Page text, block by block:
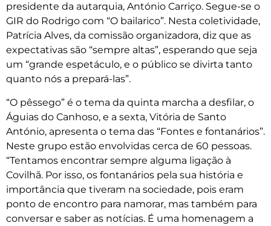
presidente da autarquia, António Carriço. Segue-se o
GIR do Rodrigo com “O bailarico”. Nesta coletividade,
Patrícia Alves, da comissão organizadora, diz que as
expectativas são “sempre altas”, esperando que seja
um “grande espetáculo, e o público se divirta tanto
quanto nós a prepará-las”.
“O pêssego” é o tema da quinta marcha a desfilar, o
Águias do Canhoso, e a sexta, Vitória de Santo
António, apresenta o tema das “Fontes e fontanários”.
Neste grupo estão envolvidas cerca de 60 pessoas.
“Tentamos encontrar sempre alguma ligação à
Covilhã. Por isso, os fontanários pela sua história e
importância que tiveram na sociedade, pois eram
ponto de encontro para namorar, mas também para
conversar e saber as notícias. É uma homenagem a